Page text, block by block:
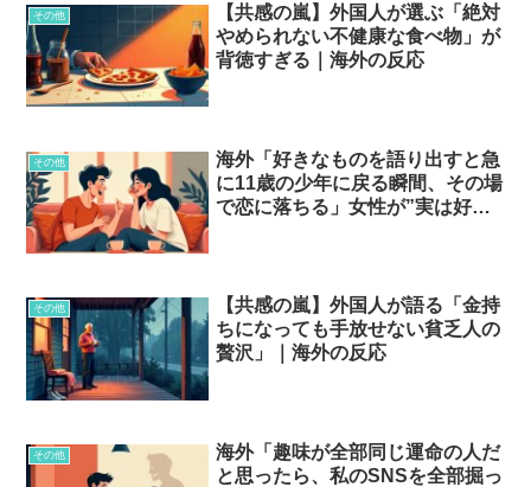
その他
【共感の嵐】外国人が選ぶ「絶対
やめられない不健康な食べ物」が
背徳すぎる｜海外の反応
その他
海外「好きなものを語り出すと急
に11歳の少年に戻る瞬間、その場
で恋に落ちる」女性が”実は好
その他
【共感の嵐】外国人が語る「金持
ちになっても手放せない貧乏人の
贅沢」｜海外の反応
その他
海外「趣味が全部同じ運命の人だ
と思ったら、私のSNSを全部掘っ